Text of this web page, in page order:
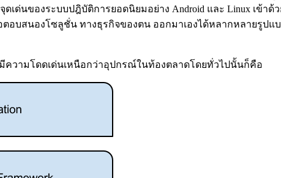
เด่นของระบบปฎิบัติการยอดนิยมอย่าง Android และ Linux เข้
บสนองโซลูชั่น ทางธุรกิจของตน ออกมาเองได้หลากหลายรูปแบบมา
มีความโดดเด่นเหนือกว่าอุปกรณ์ในท้องตลาดโดยทั่วไปนั้นก็คือ